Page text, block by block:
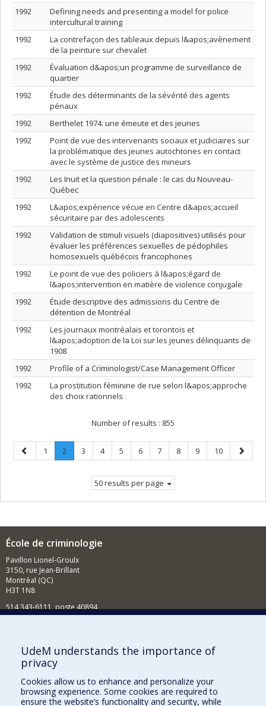
1992
Defining needs and presenting a model for police
intercultural training
1992
La contrefaçon des tableaux depuis l&apos;avènement
de la peinture sur chevalet
1992
Évaluation d&apos;un programme de surveillance de
quartier
1992
Étude des déterminants de la sévérité des agents
pénaux
1992
Berthelet 1974: une émeute et des jeunes
1992
Point de vue des intervenants sociaux et judiciaires sur
la problématique des jeunes autochtones en contact
avec le système de justice des mineurs
1992
Les Inuit et la question pénale : le cas du Nouveau-
Québec
1992
L&apos;expérience vécue en Centre d&apos;accueil
sécuritaire par des adolescents
1992
Validation de stimuli visuels (diapositives) utilisés pour
évaluer les préférences sexuelles de pédophiles
homosexuels québécois francophones
1992
Le point de vue des policiers à l&apos;égard de
l&apos;intervention en matière de violence conjugale
1992
Étude descriptive des admissions du Centre de
détention de Montréal
1992
Les journaux montréalais et torontois et
l&apos;adoption de la Loi sur les jeunes délinquants de
1908
1992
Profile of a Criminologist/Case Management Officer
1992
La prostitution féminine de rue selon l&apos;approche
des choix rationnels
Number of results : 855
Previous
page
Page
1 Page
2
Current
Page
3 Page
4 Page
5 Page
6 Page
7 Page
8 Page
9 Page
10
Next
page
50 results per page
École de criminologie
Pavillon Lionel-Groulx
3150, rue Jean-Brillant
Montréal (QC)
H3T 1N8
514 343-6111, poste 40894
Comment soutenir l'École?
BESOIN D'AIDE?
Plan du site
Signaler une erreur
UdeM understands the importance of
privacy
Cookies allow us to enhance and personalize your
browsing experience. Some cookies are required to
ensure the website’s functionality and security, while